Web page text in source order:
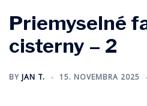
Priemyselné
cisterny – 2
BY JAN T. 15. NOVEMBRA 2025